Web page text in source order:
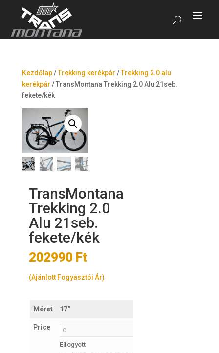
Kezdőlap/Trekking kerékpár /Trekking 2.0 alu
kerékpár /TransMontana Trekking 2.0 Alu 21seb.
fekete/kék
TransMontana
Trekking 2.0
Alu 21seb.
fekete/kék
202990 Ft
(Ajánlott Fogyasztói Ár)
Méret 17"
Price
Elfogyott